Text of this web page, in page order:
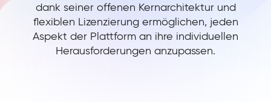
dank seiner offenen Kernarchitektur und
flexiblen Lizenzierung ermöglichen, jeden
Aspekt der Plattform an ihre individuellen
Herausforderungen anzupassen.